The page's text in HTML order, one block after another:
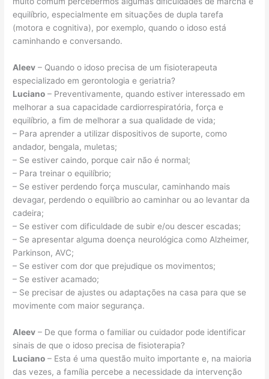
equilíbrio, especialmente em situações de dupla tarefa
(motora e cognitiva), por exemplo, quando o idoso está
caminhando e conversando.
Aleev – Quando o idoso precisa de um fisioterapeuta
especializado em gerontologia e geriatria?
Luciano – Preventivamente, quando estiver interessado em
melhorar a sua capacidade cardiorrespiratória, força e
equilíbrio, a fim de melhorar a sua qualidade de vida;
– Para aprender a utilizar dispositivos de suporte, como
andador, bengala, muletas;
– Se estiver caindo, porque cair não é normal;
– Para treinar o equilíbrio;
– Se estiver perdendo força muscular, caminhando mais
devagar, perdendo o equilíbrio ao caminhar ou ao levantar da
cadeira;
– Se estiver com dificuldade de subir e/ou descer escadas;
– Se apresentar alguma doença neurológica como Alzheimer,
Parkinson, AVC;
– Se estiver com dor que prejudique os movimentos;
– Se estiver acamado;
– Se precisar de ajustes ou adaptações na casa para que se
movimente com maior segurança.
Aleev – De que forma o familiar ou cuidador pode identificar
sinais de que o idoso precisa de fisioterapia?
Luciano – Esta é uma questão muito importante e, na maioria
das vezes, a família percebe a necessidade da intervenção